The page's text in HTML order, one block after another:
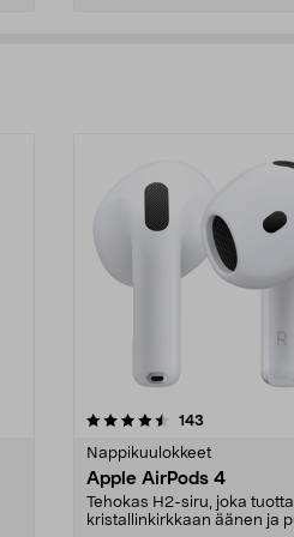
143
Nappikuulokkeet
Apple AirPods 4
Tehokas H2-siru, joka
kristallinkirkkaan äänen ja
3.5 viidestä